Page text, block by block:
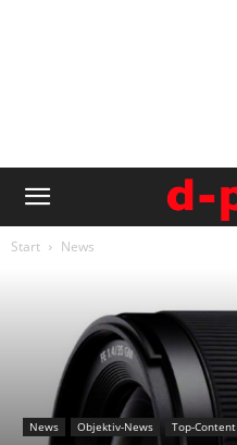
Start News
News Objektiv-News Top-Content